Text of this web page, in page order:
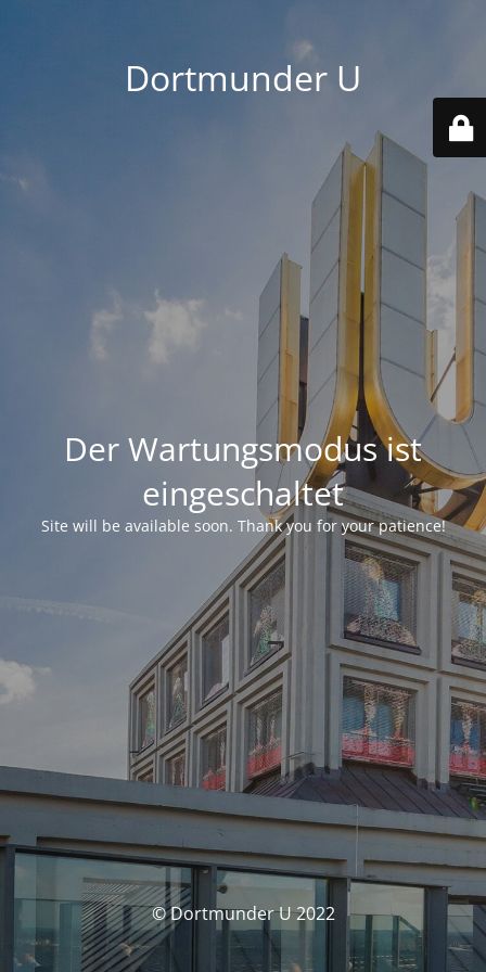
Dortmunder U
Der Wartungsmodus ist
eingeschaltet
Site will be available soon. Thank you for your patience!
© Dortmunder U 2022